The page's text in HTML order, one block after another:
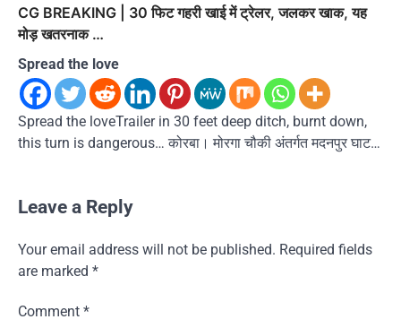
CG BREAKING | 30 फिट गहरी खाई में ट्रेलर, जलकर खाक, यह
मोड़ खतरनाक …
Spread the love
Spread the loveTrailer in 30 feet deep ditch, burnt down,
this turn is dangerous… कोरबा। मोरगा चौकी अंतर्गत मदनपुर घाट…
Leave a Reply
Your email address will not be published. Required fields
are marked *
Comment *